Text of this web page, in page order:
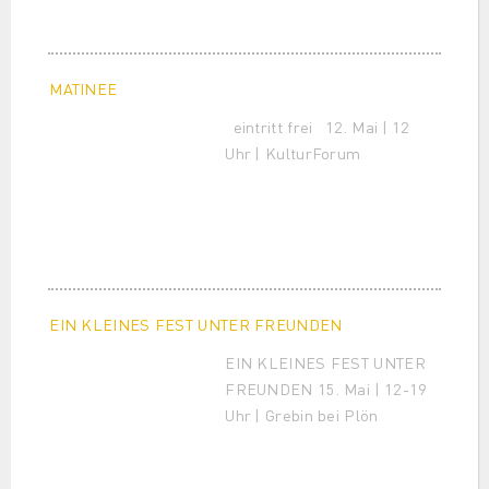
MATINEE
eintritt frei 12. Mai | 12
Uhr | KulturForum
EIN KLEINES FEST UNTER FREUNDEN
EIN KLEINES FEST UNTER
FREUNDEN 15. Mai | 12-19
Uhr | Grebin bei Plön